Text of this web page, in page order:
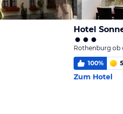
Hotel
Rothenburg ob
100%
Zum Hotel